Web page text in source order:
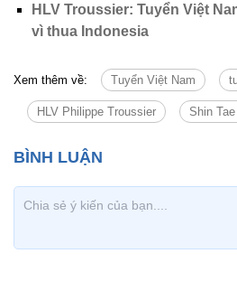
HLV Troussier: Tuyển Việt
vì thua Indonesia
Xem thêm về: Tuyển Việt Nam
HLV Philippe Troussier Shin